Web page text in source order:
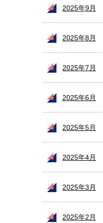
2025年9月
2025年8月
2025年7月
2025年6月
2025年5月
2025年4月
2025年3月
2025年2月